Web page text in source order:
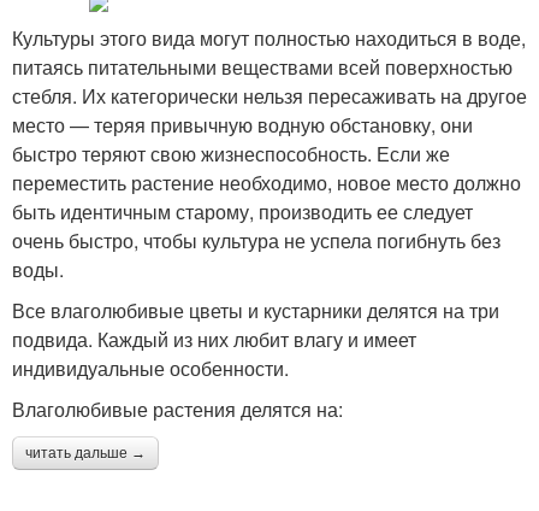
Культуры этого вида могут полностью находиться в воде,
питаясь питательными веществами всей поверхностью
стебля. Их категорически нельзя пересаживать на другое
место — теряя привычную водную обстановку, они
быстро теряют свою жизнеспособность. Если же
переместить растение необходимо, новое место должно
быть идентичным старому, производить ее следует
очень быстро, чтобы культура не успела погибнуть без
воды.
Все влаголюбивые цветы и кустарники делятся на три
подвида. Каждый из них любит влагу и имеет
индивидуальные особенности.
Влаголюбивые растения делятся на:
читать дальше →